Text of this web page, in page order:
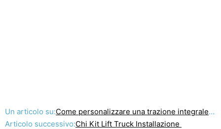
Un articolo su:Come personalizzare una trazione integrale Quattro
Articolo successivo:Chi Kit Lift Truck Installazione